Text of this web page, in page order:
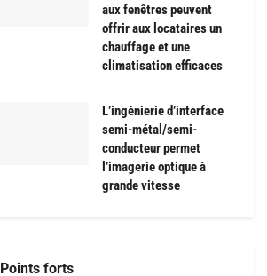
aux fenêtres peuvent
offrir aux locataires un
chauffage et une
climatisation efficaces
L’ingénierie d’interface
semi-métal/semi-
conducteur permet
l’imagerie optique à
grande vitesse
Points forts